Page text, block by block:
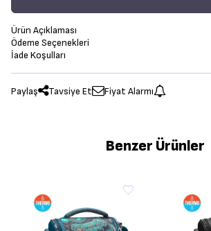
Ürün Açıklaması
Ödeme Seçenekleri
İade Koşulları
Paylaş Tavsiye Et Fiyat Alarmı
Benzer Ürünler